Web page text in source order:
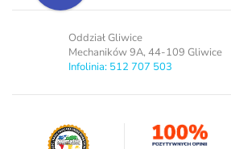
Oddział Gliwice
Mechaników 9A, 44-109 Gliwice
Infolinia: 512 707 503